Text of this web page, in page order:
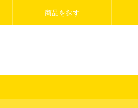
商品を探す